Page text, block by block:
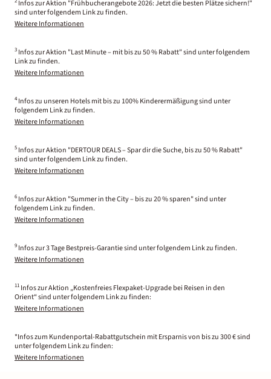
Infos zur Aktion "Frühbucherangebote 2026: Jetzt die besten Plätze sichern!"
sind unter folgendem Link zu finden.
Weitere Informationen
3 Infos zur Aktion "Last Minute – mit bis zu 50 % Rabatt" sind unter folgendem
Link zu finden.
Weitere Informationen
4 Infos zu unseren Hotels mit bis zu 100% Kinderermäßigung sind unter
folgendem Link zu finden.
Weitere Informationen
5 Infos zur Aktion "DERTOUR DEALS – Spar dir die Suche, bis zu 50 % Rabatt"
sind unter folgendem Link zu finden.
Weitere Informationen
6 Infos zur Aktion "Summer in the City – bis zu 20 % sparen" sind unter
folgendem Link zu finden.
Weitere Informationen
9 Infos zur 3 Tage Bestpreis-Garantie sind unter folgendem Link zu finden.
Weitere Informationen
11 Infos zur Aktion „Kostenfreies Flexpaket-Upgrade bei Reisen in den
Orient“ sind unter folgendem Link zu finden:
Weitere Informationen
*Infos zum Kundenportal-Rabattgutschein mit Ersparnis von bis zu 300 € sind
unter folgendem Link zu finden:
Weitere Informationen